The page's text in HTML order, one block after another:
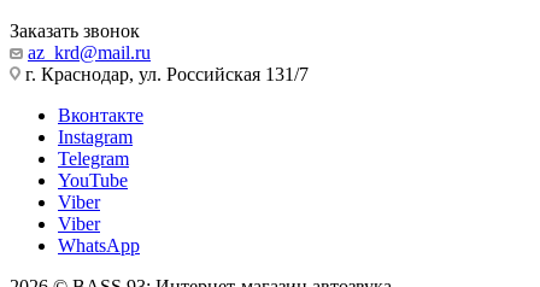
Заказать звонок
az_krd@mail.ru
г. Краснодар, ул. Российская 131/7
Вконтакте
Instagram
Telegram
YouTube
Viber
Viber
WhatsApp